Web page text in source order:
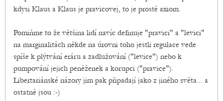
kdysi Klaus a Klaus je pravicovej, to je prostě axiom.
Pomiňme to že většina lidí navíc definuje "pravici" a "levici"
na marginalitách někde na úrovni toho jestli regulace vede
spíše k plýtvání eráru a zadlužování ("levice") nebo k
pumpování jejich peněženek a korupci ("pravice").
Libertariánské názory jim pak připadají jako z jiného světa... a
ostatně jsou :-)